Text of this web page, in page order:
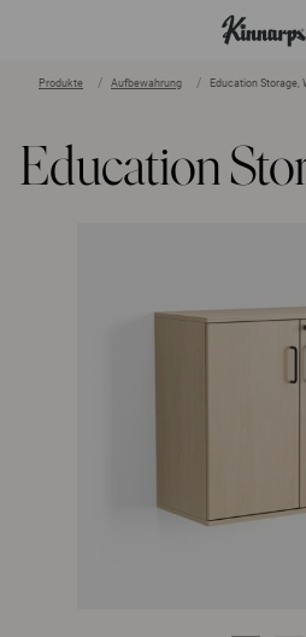
Produkte Aufbewahrung Education Storage,
Education